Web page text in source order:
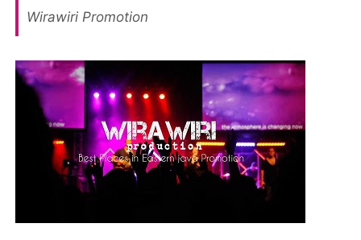
Wirawiri Promotion